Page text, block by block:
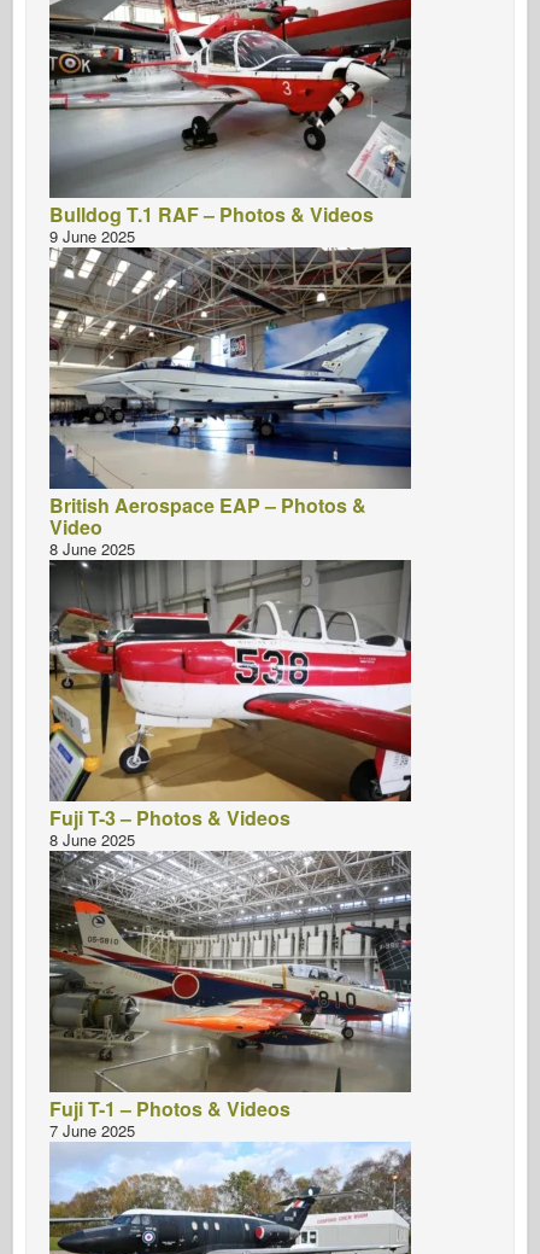
Bulldog T.1 RAF – Photos & Videos
9 June 2025
British Aerospace EAP – Photos &
Video
8 June 2025
Fuji T-3 – Photos & Videos
8 June 2025
Fuji T-1 – Photos & Videos
7 June 2025